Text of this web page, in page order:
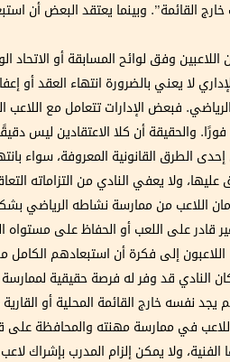
القائمة”. وبينما يعتقد البعض أن
وفق لوائح المسابقة أو الاتحاد
لا يعني بالضرورة انتهاء العقد أو
فبعض الإدارات تتعامل مع اللاعب
أن كلا الاعتقادين ليس دقيقًا
الطرق القانونية المعروفة، سواء
ولا يعفي النادي من التزاماته
اللاعب من ممارسة نشاطه
قادر على اللعب أو الحفاظ على مستواه
إلى فكرة أن استبعادهم
كان النادي قد وفر له فرصة حقيقية
يجد نفسه خارج القائمة المحلية أو
اللاعب في ممارسة مهنته والمحافظة
ولا يمكن إلزام المدرب بإشراك